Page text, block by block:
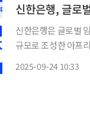
신한은행, 글로
신한은행은 글로벌
규모로 조성한 아프
2025-09-24 10:33